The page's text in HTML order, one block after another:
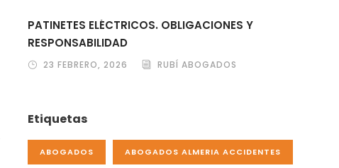
PATINETES ELÉCTRICOS. OBLIGACIONES Y
RESPONSABILIDAD
23 FEBRERO, 2026 RUBÍ ABOGADOS
Etiquetas
ABOGADOS ABOGADOS ALMERIA ACCIDENTES